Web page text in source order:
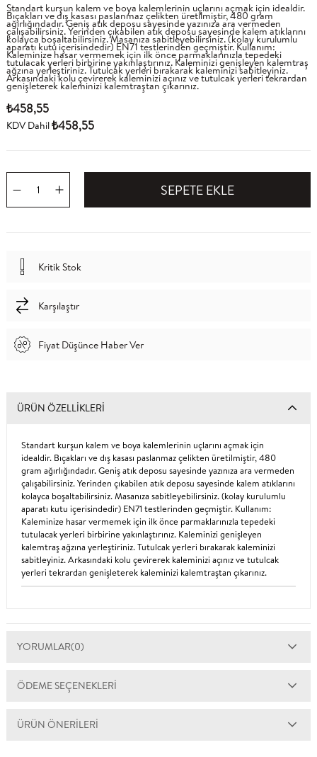
Standart kurşun kalem ve boya kalemlerinin uçlarını açmak için idealdir.
Bıçakları ve dış kasası paslanmaz çelikten üretilmiştir, 480 gram
ağırlığındadır. Geniş atık deposu sayesinde yazınıza ara vermeden
çalışabilirsiniz. Yerinden çıkabilen atık deposu sayesinde kalem atıklarını
kolayca boşaltabilirsiniz. Masanıza sabitleyebilirsiniz. (kolay kurulumlu
aparatı kutu içerisindedir) EN71 testlerinden geçmiştir. Kullanım:
Kaleminize hasar vermemek için ilk önce parmaklarınızla tepedeki
tutulacak yerleri birbirine yakınlaştırınız. Kaleminizi genişleyen kalemtraş
ağzına yerleştiriniz. Tutulcak yerleri bırakarak kaleminizi sabitleyiniz.
Arkasındaki kolu çevirerek kaleminizi açınız ve tutulcak yerleri tekrardan
genişleterek kaleminizi kalemtraştan çıkarınız.
₺458,55
KDV Dahil₺458,55
Kritik Stok
Karşılaştır
Fiyat Düşünce Haber Ver
ÜRÜN ÖZELLIKLERI
Standart kurşun kalem ve boya kalemlerinin uçlarını açmak için
idealdir. Bıçakları ve dış kasası paslanmaz çelikten üretilmiştir, 480
gram ağırlığındadır. Geniş atık deposu sayesinde yazınıza ara vermeden
çalışabilirsiniz. Yerinden çıkabilen atık deposu sayesinde kalem atıklarını
kolayca boşaltabilirsiniz. Masanıza sabitleyebilirsiniz. (kolay kurulumlu
aparatı kutu içerisindedir) EN71 testlerinden geçmiştir. Kullanım:
Kaleminize hasar vermemek için ilk önce parmaklarınızla tepedeki
tutulacak yerleri birbirine yakınlaştırınız. Kaleminizi genişleyen
kalemtraş ağzına yerleştiriniz. Tutulcak yerleri bırakarak kaleminizi
sabitleyiniz. Arkasındaki kolu çevirerek kaleminizi açınız ve tutulcak
yerleri tekrardan genişleterek kaleminizi kalemtraştan çıkarınız.
YORUMLAR(0)
ÖDEME SEÇENEKLERI
ÜRÜN ÖNERILERI